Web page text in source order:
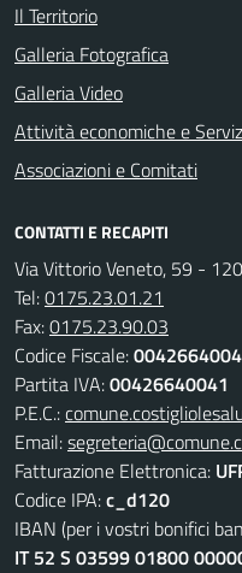
Il Territorio
Galleria Fotografica
Galleria Video
Attività economiche e
Associazioni e Comitati
CONTATTI E RECAPITI
Via Vittorio Veneto, 59 -
Tel:0175.23.01.21
Fax:0175.23.90.03
Codice Fiscale:
Partita IVA:00426640041
P.E.C.:
Email:
Fatturazione Elettronica:
Codice IPA:c_d120
IBAN (per i vostri bonifici
IT 52 S 03599 01800